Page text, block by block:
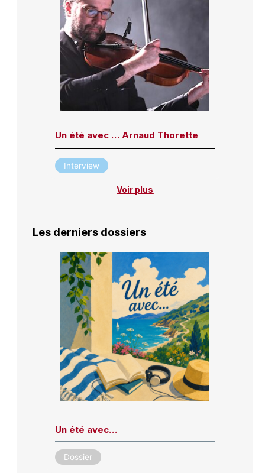
Un été avec … Arnaud Thorette
Interview
Voir plus
Les derniers dossiers
Un été avec…
Dossier